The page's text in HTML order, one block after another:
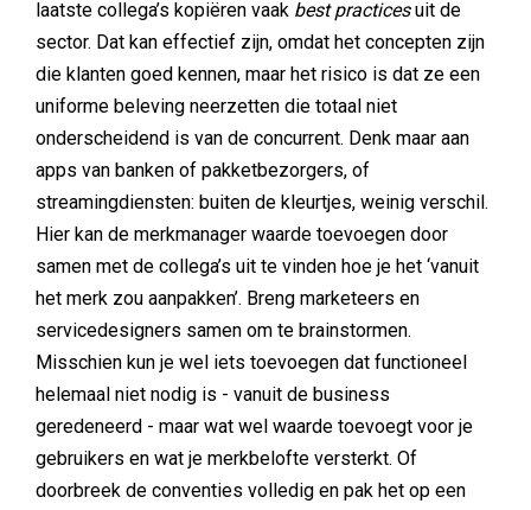
laatste collega’s kopiëren vaak best practicesuit de
sector. Dat kan effectief zijn, omdat het concepten zijn
die klanten goed kennen, maar het risico is dat ze een
uniforme beleving neerzetten die totaal niet
onderscheidend is van de concurrent. Denk maar aan
apps van banken of pakketbezorgers, of
streamingdiensten: buiten de kleurtjes, weinig verschil.
Hier kan de merkmanager waarde toevoegen door
samen met de collega’s uit te vinden hoe je het ‘vanuit
het merk zou aanpakken’. Breng marketeers en
servicedesigners samen om te brainstormen.
Misschien kun je wel iets toevoegen dat functioneel
helemaal niet nodig is - vanuit de business
geredeneerd - maar wat wel waarde toevoegt voor je
gebruikers en wat je merkbelofte versterkt. Of
doorbreek de conventies volledig en pak het op een